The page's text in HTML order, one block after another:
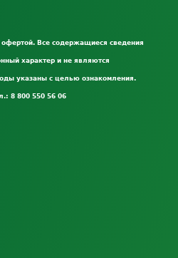
Все содержащиеся сведения
характер и не являются
указаны с целью ознакомления.
8 800 550 56 06